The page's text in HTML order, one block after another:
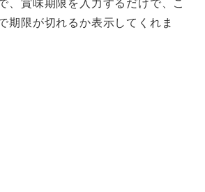
、賞味期限を入力するだけで、こ
期限が切れるか表示してくれま